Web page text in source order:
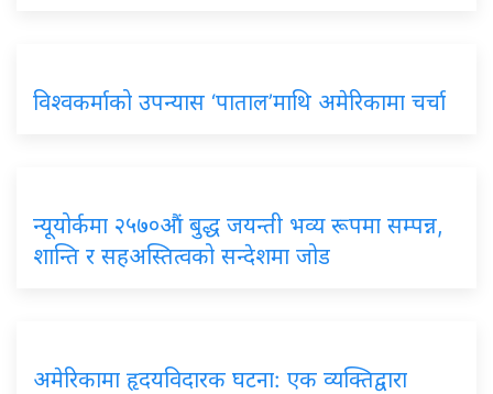
विश्वकर्माको उपन्यास ‘पाताल’माथि अमेरिकामा चर्चा
न्यूयोर्कमा २५७०औं बुद्ध जयन्ती भव्य रूपमा सम्पन्न,
शान्ति र सहअस्तित्वको सन्देशमा जोड
अमेरिकामा हृदयविदारक घटना: एक व्यक्तिद्वारा